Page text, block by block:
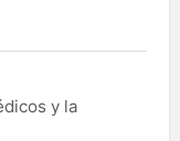
y la